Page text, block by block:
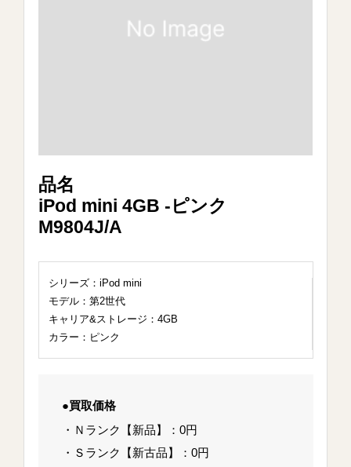
品名
iPod mini 4GB -ピンク
M9804J/A
シリーズ：iPod mini
モデル：第2世代
キャリア&ストレージ：4GB
カラー：ピンク
●買取価格
・Ｎランク【新品】：0円
・Ｓランク【新古品】：0円